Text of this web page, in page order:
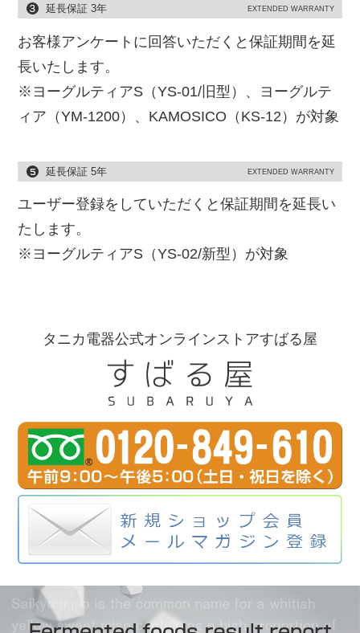
延長保証 3年 EXTENDED WARRANTY
お客様アンケートに回答いただくと保証期間を延
長いたします。
※ヨーグルティアS（YS-01/旧型）、ヨーグルテ
ィア（YM-1200）、KAMOSICO（KS-12）が対象
延長保証 5年 EXTENDED WARRANTY
ユーザー登録をしていただくと保証期間を延長い
たします。
※ヨーグルティアS（YS-02/新型）が対象
タニカ電器公式オンラインストアすばる屋